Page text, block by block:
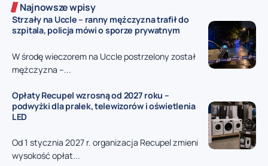
Najnowsze wpisy
Strzały na Uccle – ranny mężczyzna trafił do
szpitala, policja mówi o sporze prywatnym
W środę wieczorem na Uccle postrzelony został
mężczyzna –...
Opłaty Recupel wzrosną od 2027 roku –
podwyżki dla pralek, telewizorów i oświetlenia
LED
Od 1 stycznia 2027 r. organizacja Recupel zmieni
wysokość opłat...